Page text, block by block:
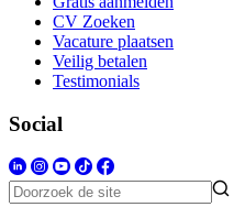
CV Zoeken
Vacature plaatsen
Veilig betalen
Testimonials
Social